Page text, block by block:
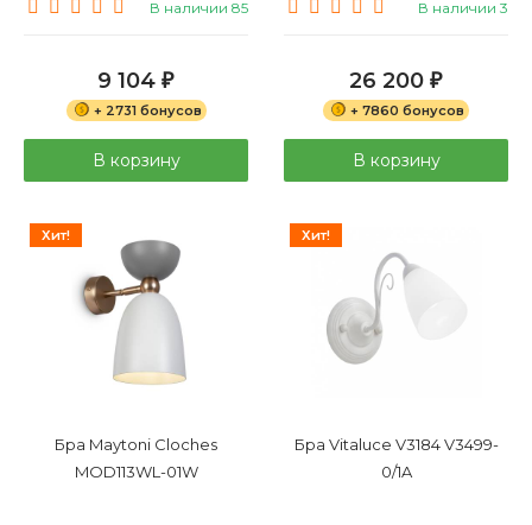
В наличии 85
9 104 ₽
+ 2731 бонусов
В корзину
В наличии 3
26 200 ₽
+ 7860 бонусов
В корзину
Хит!
Бра Maytoni Cloches
MOD113WL-01W
Хит!
Бра Vitaluce V3184 V3499-
0/1A